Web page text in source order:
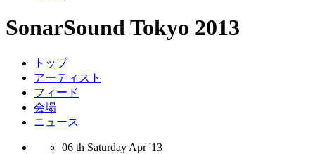
SonarSound Tokyo 2013
トップ
アーティスト
フィード
会場
ニュース
06 th Saturday Apr '13